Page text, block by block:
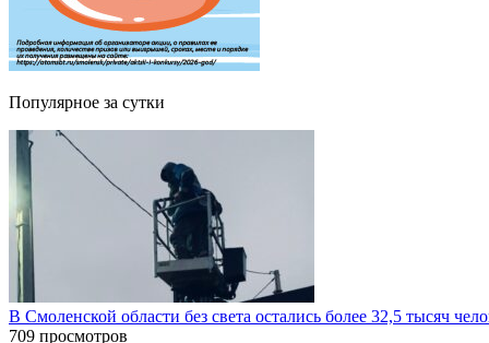
Популярное за сутки
В Смоленской области без света остались более 32,5 тысяч
709 просмотров